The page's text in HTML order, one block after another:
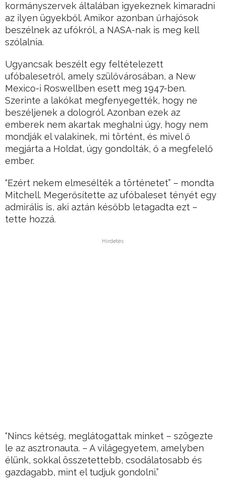
kormányszervek általában igyekeznek kimaradni
az ilyen ügyekből. Amikor azonban űrhajósok
beszélnek az ufókról, a NASA-nak is meg kell
szólalnia.
Ugyancsak beszélt egy feltételezett
ufóbalesetről, amely szülővárosában, a New
Mexico-i Roswellben esett meg 1947-ben.
Szerinte a lakókat megfenyegették, hogy ne
beszéljenek a dologról. Azonban ezek az
emberek nem akartak meghalni úgy, hogy nem
mondják el valakinek, mi történt, és mivel ő
megjárta a Holdat, úgy gondolták, ő a megfelelő
ember.
“Ezért nekem elmesélték a történetet” – mondta
Mitchell. Megerősítette az ufóbaleset tényét egy
admirális is, aki aztán később letagadta ezt –
tette hozzá.
Hirdetés
“Nincs kétség, meglátogattak minket – szögezte
le az asztronauta. – A világegyetem, amelyben
élünk, sokkal összetettebb, csodálatosabb és
gazdagabb, mint el tudjuk gondolni.”